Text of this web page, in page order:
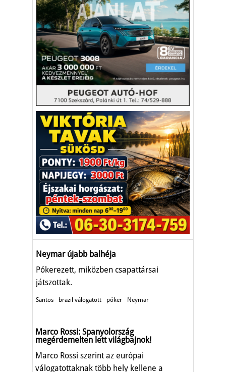
Neymar újabb balhéja
Pókerezett, miközben csapattársai
játszottak.
Santos brazil válogatott póker Neymar
Marco Rossi: Spanyolország
megérdemelten lett világbajnok!
Marco Rossi szerint az európai
válogatottaknak több hely kellene a